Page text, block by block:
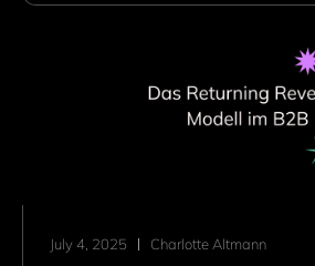
July 4, 2025 Charlotte Altmann